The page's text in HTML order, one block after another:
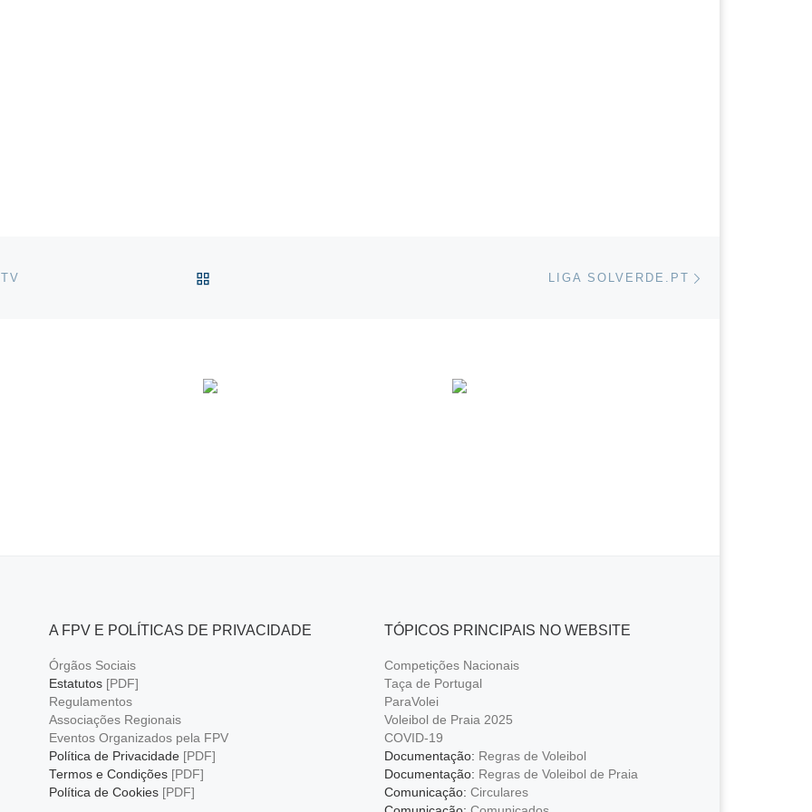
LIGA SOLVERDE.PT
A FPV E POLÍTICAS DE PRIVACIDADE
Órgãos Sociais
Estatutos [PDF]
Regulamentos
Associações Regionais
Eventos Organizados pela FPV
Política de Privacidade [PDF]
Termos e Condições [PDF]
Política de Cookies [PDF]
TÓPICOS PRINCIPAIS NO WEBSITE
Competições Nacionais
Taça de Portugal
ParaVolei
Voleibol de Praia 2025
COVID-19
Documentação: Regras de Voleibol
Documentação: Regras de Voleibol de Praia
Comunicação: Circulares